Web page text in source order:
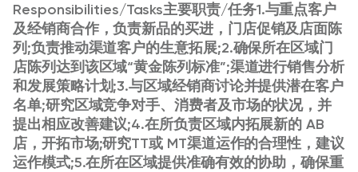
Responsibilities/Tasks主要职责/任务1.与重点客户
及经销商合作，负责新品的买进，门店促销及店面陈
列;负责推动渠道客户的生意拓展;2.确保所在区域门
店陈列达到该区域“黄金陈列标准”;渠道进行销售分析
和发展策略计划;3.与区域经销商讨论并提供潜在客户
名单;研究区域竞争对手、消费者及市场的状况，并
提出相应改善建议;4.在所负责区域内拓展新的 AB
店，开拓市场;研究TT或 MT渠道运作的合理性，建议
运作模式;5.在所在区域提供准确有效的协助，确保重